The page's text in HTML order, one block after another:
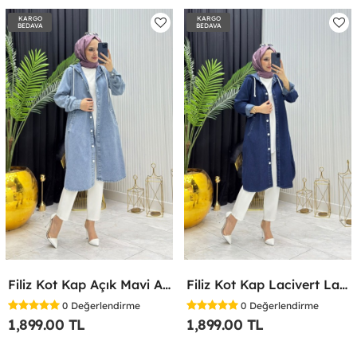
KARGO
BEDAVA
Filiz Kot Kap Açık Mavi Açık Mavi
0 Değerlendirme
1,899.00 TL
KARGO
BEDAVA
Filiz Kot Kap Lacivert Lacivert
0 Değerlendirme
1,899.00 TL